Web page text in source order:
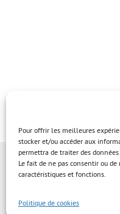
Pour offrir les meilleures
stocker et/ou accéder aux
permettra de traiter des
Le fait de ne pas consentir ou
caractéristiques et fonctions.
Politique de cookies